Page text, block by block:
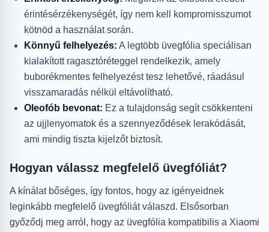
érintésérzékenységét, így nem kell kompromisszumot
kötnöd a használat során.
Könnyű felhelyezés: A legtöbb üvegfólia speciálisan
kialakított ragasztóréteggel rendelkezik, amely
buborékmentes felhelyezést tesz lehetővé, ráadásul
visszamaradás nélkül eltávolítható.
Oleofób bevonat: Ez a tulajdonság segít csökkenteni
az ujjlenyomatok és a szennyeződések lerakódását,
ami mindig tiszta kijelzőt biztosít.
Hogyan válassz megfelelő üvegfóliát?
A kínálat bőséges, így fontos, hogy az igényeidnek
leginkább megfelelő üvegfóliát válaszd. Elsősorban
győződj meg arról, hogy az üvegfólia kompatibilis a Xiaomi